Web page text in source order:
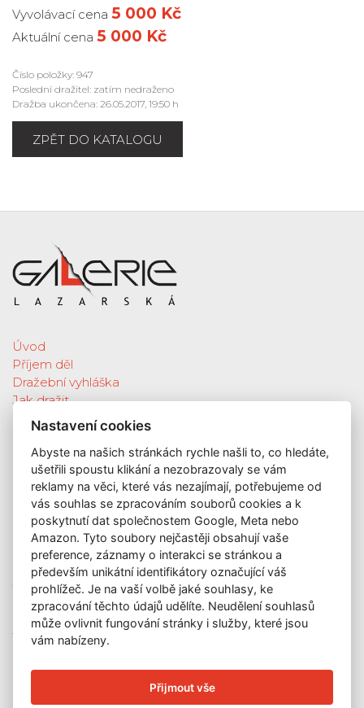
Vyvolávací cena 5 000 Kč
Aktuální cena 5 000 Kč
Číslo položky: 947
Poslední dražitel: zatím nedraženo
Dražba ukončena: 26.05.2017, 19:50 h
ZPĚT DO KATALOGU
Úvod
Příjem děl
Dražební vyhláška
Jak dražit
Galerie
Katalog vydražených děl
O nás
GDPR
Kontakt
KONTAKT
GALERIE LAZARSKÁ
Lazarská 7
110 00 Praha 1
E-mail:
info@galerielazarska.cz
Telefon:
+420 222 523 739
OTEVÍRACÍ DOBA
Nastavení cookies
Abyste na našich stránkách rychle našli to, co hledáte,
ušetřili spoustu klikání a nezobrazovaly se vám
reklamy na věci, které vás nezajímají, potřebujeme od
vás souhlas se zpracováním souborů cookies a k
poskytnutí dat společnostem Google, Meta nebo
Amazon. Tyto soubory nejčastěji obsahují vaše
preference, záznamy o interakci se stránkou a
především unikátní identifikátory označující váš
prohlížeč. Je na vaší volbě jaké souhlasy, ke
zpracování těchto údajů udělíte. Neudělení souhlasů
může ovlivnit fungování stránky i služby, které jsou
vám nabízeny.
Přijmout vše